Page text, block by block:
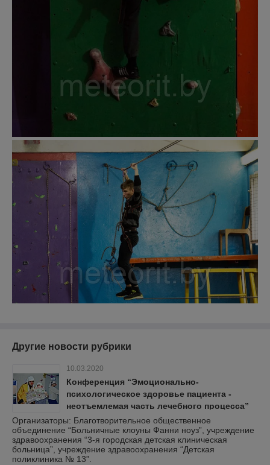
Другие новости рубрики
10.03.2020
Конференция “Эмоционально-
психологическое здоровье пациента -
неотъемлемая часть лечебного процесса”
Организаторы: Благотворительное общественное
объединение “Больничные клоуны Фанни ноуз”, учреждение
здравоохранения “3-я городская детская клиническая
больница”, учреждение здравоохранения “Детская
поликлиника № 13”.